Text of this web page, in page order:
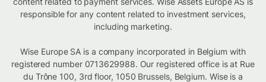
responsible for any content related to investment services,
including marketing.
Wise Europe SA is a company incorporated in Belgium with
registered number 0713629988. Our registered office is at Rue
du Trône 100, 3rd floor, 1050 Brussels, Belgium. Wise is a